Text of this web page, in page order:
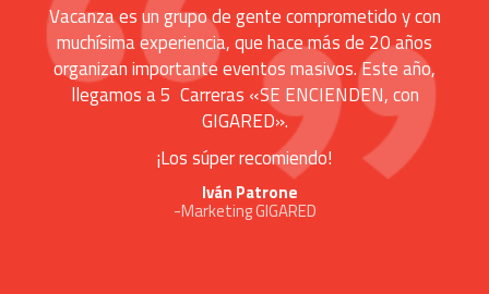
Vacanza es un grupo de gente comprometido y con
muchísima experiencia, que hace más de 20 años
organizan importante eventos masivos. Este año,
llegamos a 5 Carreras «SE ENCIENDEN, con
GIGARED».
¡Los súper recomiendo!
Iván Patrone
-Marketing GIGARED